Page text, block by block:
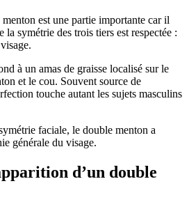
est une partie importante car il
la symétrie des trois tiers est respectée :
à un amas de graisse localisé sur le
et le cou. Souvent source de
touche autant les sujets masculins
faciale, le double menton a
générale du visage.
d’un double